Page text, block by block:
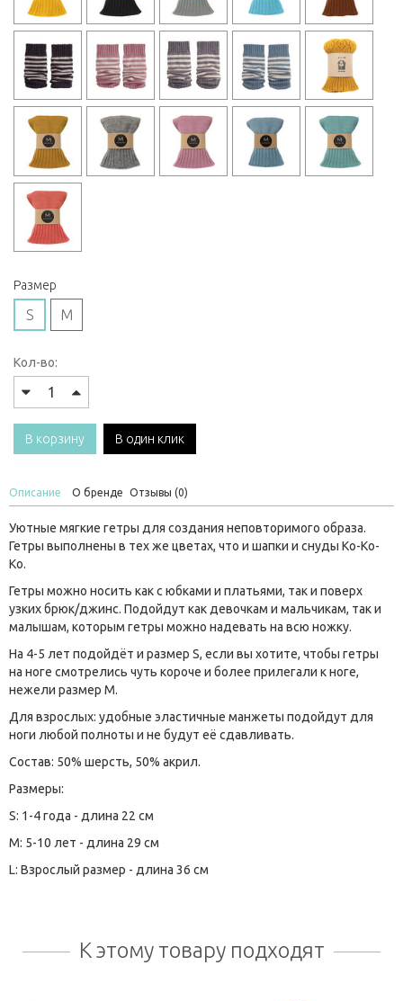
Размер
S M
Кол-во:
В корзину В один клик
Описание О бренде Отзывы (0)
Уютные мягкие гетры для создания неповторимого образа.
Гетры выполнены в тех же цветах, что и шапки и снуды Ko-Ko-
Ko.
Гетры можно носить как с юбками и платьями, так и поверх
узких брюк/джинс. Подойдут как девочкам и мальчикам, так и
малышам, которым гетры можно надевать на всю ножку.
На 4-5 лет подойдёт и размер S, если вы хотите, чтобы гетры
на ноге смотрелись чуть короче и более прилегали к ноге,
нежели размер M.
Для взрослых: удобные эластичные манжеты подойдут для
ноги любой полноты и не будут её сдавливать.
Состав: 50% шерсть, 50% акрил.
Размеры:
S: 1-4 года - длина 22 см
M: 5-10 лет - длина 29 см
L: Взрослый размер - длина 36 см
К этому товару подходят